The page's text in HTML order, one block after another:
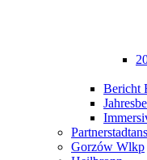
Bericht
Gorzów Wlkp